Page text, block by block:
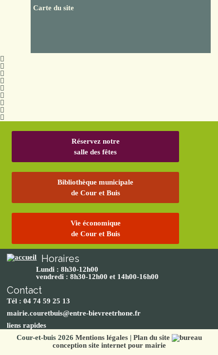
Carte du site
Réservez notre
salle des fêtes
Bibliothèque municipale
de Cour et Buis
Vie économique
de Cour et Buis
Horaires
Lundi : 8h30-12h00
vendredi : 8h30-12h00 et 14h00-16h00
Contact
Tél : 04 74 59 25 13
mairie.couretbuis@entre-bievreetrhone.fr
liens rapides
Cour-et-buis 2026 Mentions légales| Plan du site
conception site internet pour mairie